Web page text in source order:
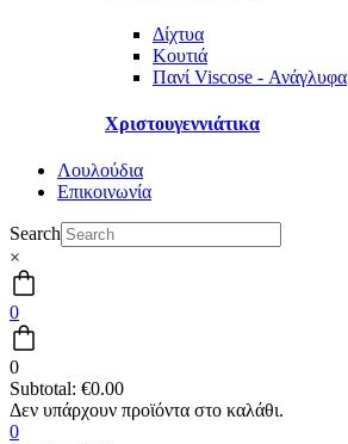
Δίχτυα
Κουτιά
Πανί Viscose - Ανάγλυφα
Χριστουγεννιάτικα
Λουλούδια
Επικοινωνία
Search
×
0
0
Subtotal: €0.00
0